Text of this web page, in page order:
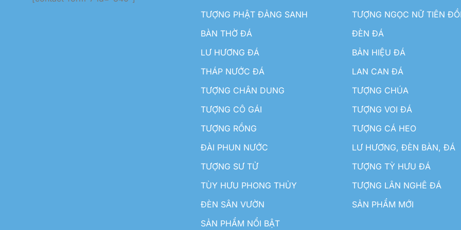
TƯỢNG PHẬT ĐẢNG SANH
TƯỢNG NGỌC NỮ TIÊN
BÀN THỜ ĐÁ
ĐÈN ĐÁ
LƯ HƯƠNG ĐÁ
BẢN HIỆU ĐÁ
THÁP NƯỚC ĐÁ
LAN CAN ĐÁ
TƯỢNG CHÂN DUNG
TƯỢNG CHÚA
TƯỢNG CÔ GÁI
TƯỢNG VOI ĐÁ
TƯỢNG RỒNG
TƯỢNG CÁ HEO
ĐÀI PHUN NƯỚC
LƯ HƯƠNG, ĐÈN BÀN, ĐÁ
TƯỢNG SƯ TỬ
TƯỢNG TỲ HƯU ĐÁ
TÙY HƯU PHONG THỦY
TƯỢNG LÂN NGHÊ ĐÁ
ĐÈN SÂN VƯỜN
SẢN PHẨM MỚI
SẢN PHẨM NỔI BẬT